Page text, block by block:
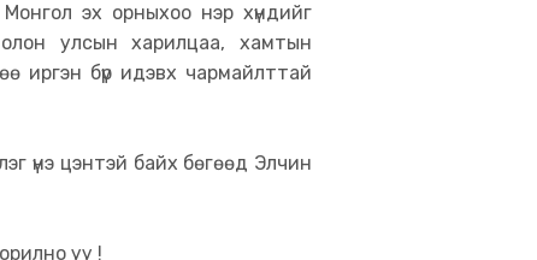
эх орныхоо нэр хүндийг
улсын харилцаа, хамтын
иргэн бүр идэвх чармайлттай
үнэ цэнтэй байх бөгөөд Элчин
уу !